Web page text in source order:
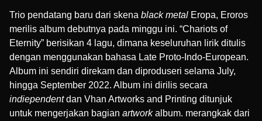
Trio pendatang baru dari skena black metal Eropa, Eroros
merilis album debutnya pada minggu ini. “Chariots of
Eternity” berisikan 4 lagu, dimana keseluruhan lirik ditulis
dengan menggunakan bahasa Late Proto-Indo-European.
Album ini sendiri direkam dan diproduseri selama July,
hingga September 2022. Album ini dirilis secara
indiependentdan Vhan Artworks and Printing ditunjuk
untuk mengerjakan bagian artworkalbum. merangkak dari